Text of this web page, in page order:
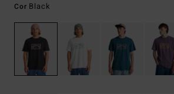
Cor Black